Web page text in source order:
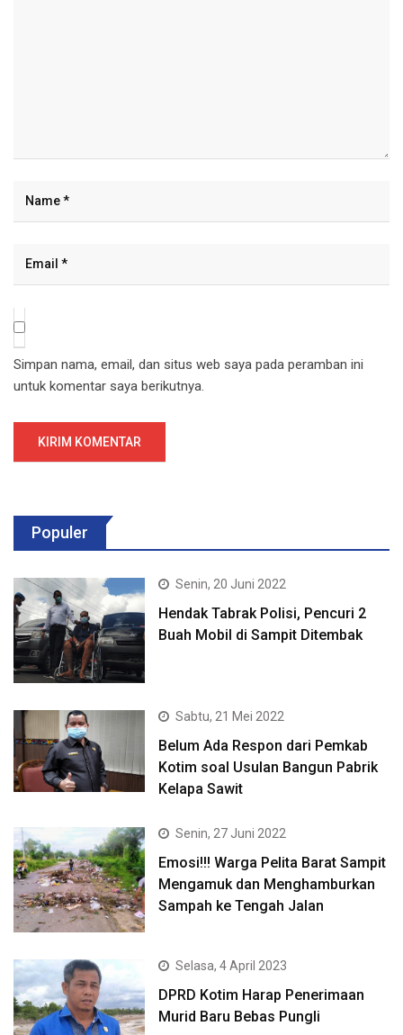
Simpan nama, email, dan situs web saya pada peramban ini
untuk komentar saya berikutnya.
Populer
Senin, 20 Juni 2022
Hendak Tabrak Polisi, Pencuri 2
Buah Mobil di Sampit Ditembak
Sabtu, 21 Mei 2022
Belum Ada Respon dari Pemkab
Kotim soal Usulan Bangun Pabrik
Kelapa Sawit
Senin, 27 Juni 2022
Emosi!!! Warga Pelita Barat Sampit
Mengamuk dan Menghamburkan
Sampah ke Tengah Jalan
Selasa, 4 April 2023
DPRD Kotim Harap Penerimaan
Murid Baru Bebas Pungli